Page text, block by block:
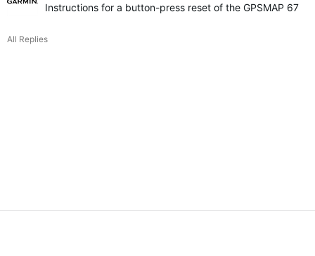
Instructions for a button-press reset of the GPSMAP 67
All Replies